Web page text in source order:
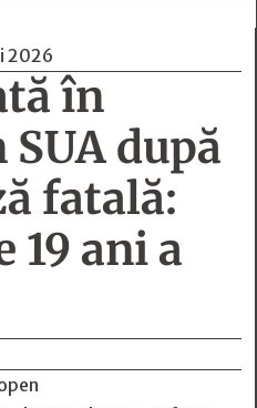
2026
în
după
fatală:
19 ani a